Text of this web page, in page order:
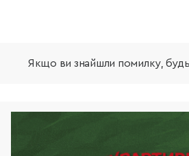
Якщо ви знайшли помилку, будь